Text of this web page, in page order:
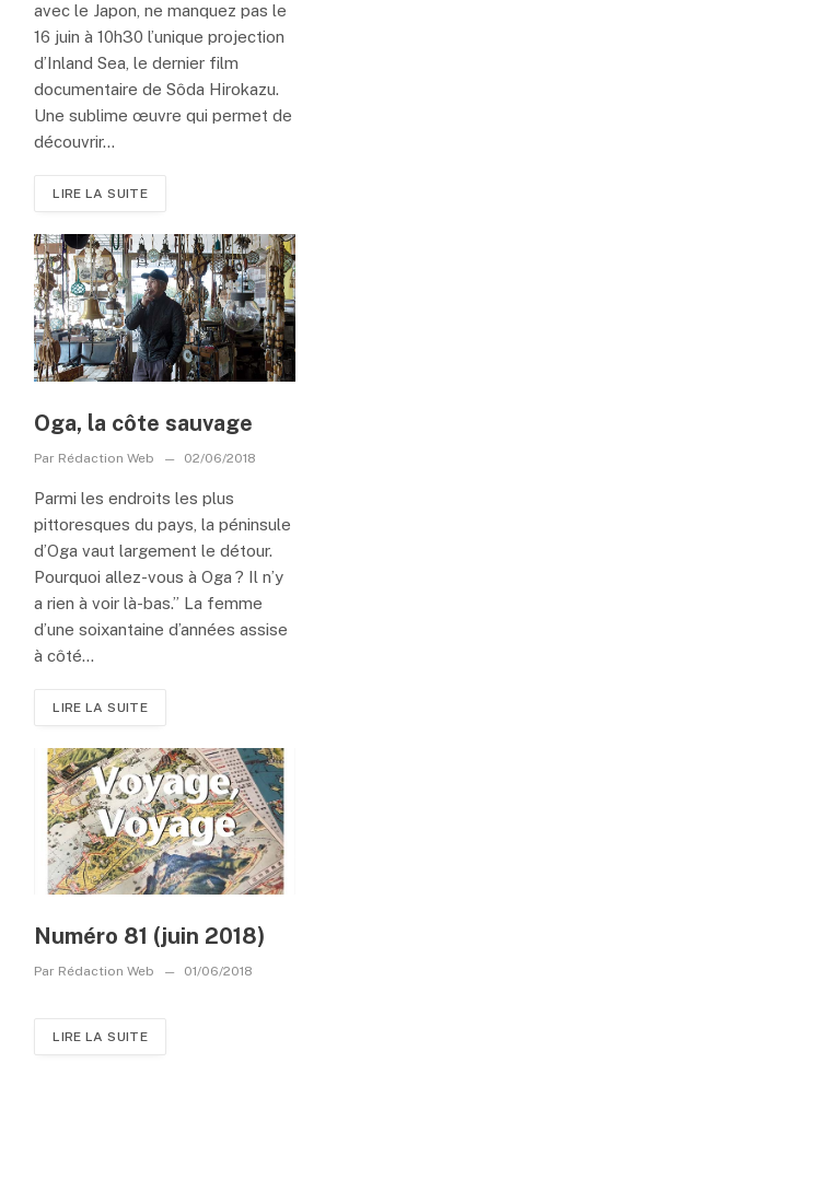
avec le Japon, ne manquez pas le
16 juin à 10h30 l’unique projection
d’Inland Sea, le dernier film
documentaire de Sôda Hirokazu.
Une sublime œuvre qui permet de
découvrir...
LIRE LA SUITE
Oga, la côte sauvage
Par Rédaction Web 02/06/2018
Parmi les endroits les plus
pittoresques du pays, la péninsule
d’Oga vaut largement le détour.
Pourquoi allez-vous à Oga ? Il n’y
a rien à voir là-bas.” La femme
d’une soixantaine d’années assise
à côté...
LIRE LA SUITE
Numéro 81 (juin 2018)
Par Rédaction Web 01/06/2018
LIRE LA SUITE